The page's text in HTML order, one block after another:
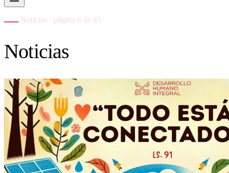
Noticias · página 6 de 45
Noticias